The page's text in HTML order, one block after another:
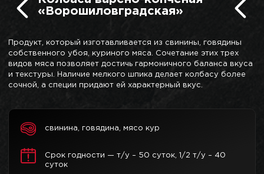
«Ворошиловградская»
Продукт, который изготавливается из свинины, говядины
собственного убоя, куриного мяса. Сочетание этих трех
видов мяса позволяет достичь гармоничного баланса вкуса
и текстуры. Наличие мелкого шпика делает колбасу более
сочной, а специи придают ей характерный вкус.
свинина, говядина, мясо кур
Срок годности — т/у – 50 суток, 1/2 т/у – 40
суток